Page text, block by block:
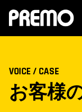
製品
VOICE / CASE
お客様